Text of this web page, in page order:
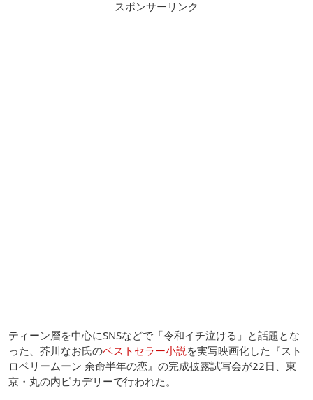
スポンサーリンク
ティーン層を中心にSNSなどで「令和イチ泣ける」と話題とな
った、芥川なお氏のベストセラー小説 を実写映画化した『スト
ロベリームーン 余命半年の恋』の完成披露試写会が22日、東
京・丸の内ピカデリーで行われた。